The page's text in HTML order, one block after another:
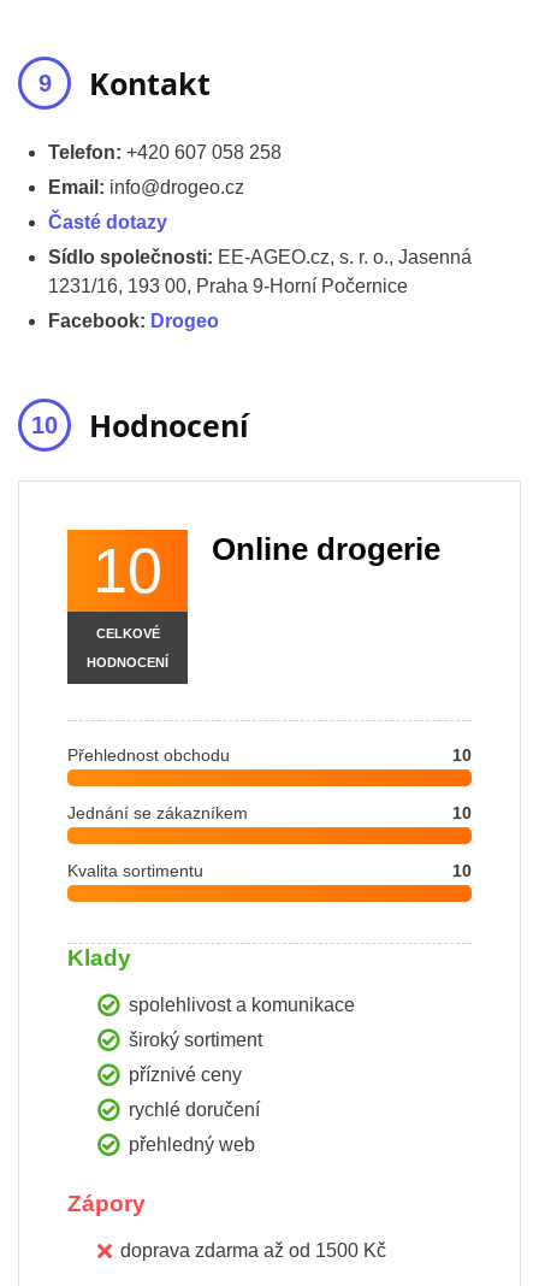
Kontakt
Telefon: +420 607 058 258
Email: info@drogeo.cz
Časté dotazy
Sídlo společnosti: EE-AGEO.cz, s. r. o., Jasenná
1231/16, 193 00, Praha 9-Horní Počernice
Facebook: Drogeo
Hodnocení
10
CELKOVÉ
HODNOCENÍ
Online drogerie
Přehlednost obchodu 10
Jednání se zákazníkem 10
Kvalita sortimentu 10
Klady
spolehlivost a komunikace
široký sortiment
příznivé ceny
rychlé doručení
přehledný web
Zápory
doprava zdarma až od 1500 Kč